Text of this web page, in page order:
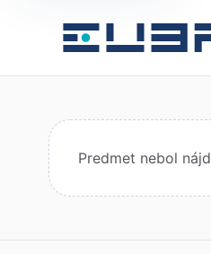
Predmet nebol